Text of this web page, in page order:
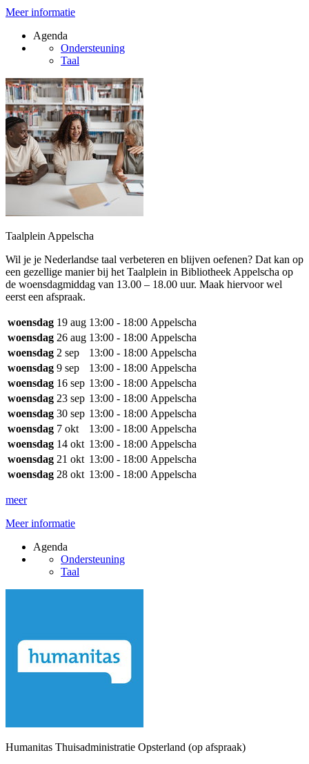
Meer informatie
Agenda
Ondersteuning
Taal
Taalplein Appelscha
Wil je je Nederlandse taal verbeteren en blijven oefenen? Dat kan op
een gezellige manier bij het Taalplein in Bibliotheek Appelscha op
de woensdagmiddag van 13.00 – 18.00 uur. Maak hiervoor wel
eerst een afspraak.
woensdag 19 aug 13:00 - 18:00 Appelscha
woensdag 26 aug 13:00 - 18:00 Appelscha
woensdag 2 sep 13:00 - 18:00 Appelscha
woensdag 9 sep 13:00 - 18:00 Appelscha
woensdag 16 sep 13:00 - 18:00 Appelscha
woensdag 23 sep 13:00 - 18:00 Appelscha
woensdag 30 sep 13:00 - 18:00 Appelscha
woensdag 7 okt 13:00 - 18:00 Appelscha
woensdag 14 okt 13:00 - 18:00 Appelscha
woensdag 21 okt 13:00 - 18:00 Appelscha
woensdag 28 okt 13:00 - 18:00 Appelscha
meer
Meer informatie
Agenda
Ondersteuning
Taal
Humanitas Thuisadministratie Opsterland (op afspraak)